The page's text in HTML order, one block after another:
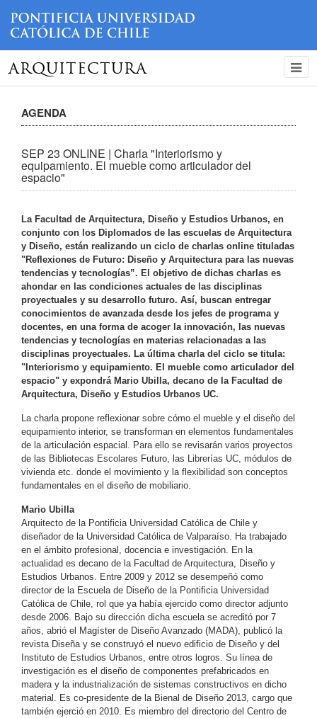
ARQUITECTURA
AGENDA
SEP 23 ONLINE | Charla "Interiorismo y
equipamiento. El mueble como articulador del
espacio"
La Facultad de Arquitectura, Diseño y Estudios Urbanos, en
conjunto con los Diplomados de las escuelas de Arquitectura
y Diseño, están realizando un ciclo de charlas online tituladas
"Reflexiones de Futuro: Diseño y Arquitectura para las nuevas
tendencias y tecnologías”. El objetivo de dichas charlas es
ahondar en las condiciones actuales de las disciplinas
proyectuales y su desarrollo futuro. Así, buscan entregar
conocimientos de avanzada desde los jefes de programa y
docentes, en una forma de acoger la innovación, las nuevas
tendencias y tecnologías en materias relacionadas a las
disciplinas proyectuales. La última charla del ciclo se titula:
"Interiorismo y equipamiento. El mueble como articulador del
espacio" y expondrá Mario Ubilla, decano de la Facultad de
Arquitectura, Diseño y Estudios Urbanos UC.
La charla propone reflexionar sobre cómo el mueble y el diseño del
equipamiento interior, se transforman en elementos fundamentales
de la articulación espacial. Para ello se revisarán varios proyectos
de las Bibliotecas Escolares Futuro, las Librerías UC, módulos de
vivienda etc. donde el movimiento y la flexibilidad son conceptos
fundamentales en el diseño de mobiliario.
Mario Ubilla
Arquitecto de la Pontificia Universidad Católica de Chile y
diseñador de la Universidad Católica de Valparaíso. Ha trabajado
en el ámbito profesional, docencia e investigación. En la
actualidad es decano de la Facultad de Arquitectura, Diseño y
Estudios Urbanos. Entre 2009 y 2012 se desempeñó como
director de la Escuela de Diseño de la Pontificia Universidad
Católica de Chile, rol que ya había ejercido como director adjunto
desde 2006. Bajo su dirección dicha escuela se acreditó por 7
años, abrió el Magíster de Diseño Avanzado (MADA), publicó la
revista Diseña y se construyó el nuevo edificio de Diseño y del
Instituto de Estudios Urbanos, entre otros logros. Su línea de
investigación es el diseño de componentes prefabricados en
madera y la industrialización de sistemas constructivos en dicho
material. Es co-presidente de la Bienal de Diseño 2013, cargo que
también ejerció en 2010. Es miembro del directorio del Centro de